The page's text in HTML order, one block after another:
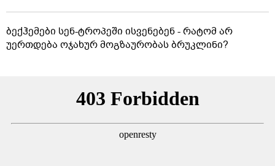
ბექჰემები სენ-ტროპეში ისვენებენ - რატომ არ
უერთდება ოჯახურ მოგზაურობას ბრუკლინი?